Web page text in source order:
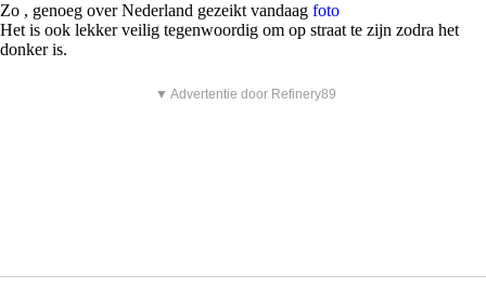
Zo , genoeg over Nederland gezeikt vandaag foto
Het is ook lekker veilig tegenwoordig om op straat te zijn zodra het
donker is.
▼ Advertentie door Refinery89